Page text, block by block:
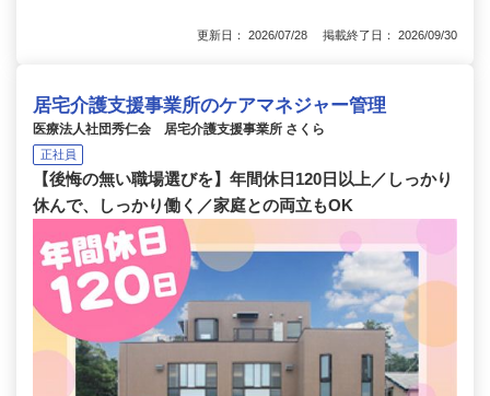
更新日： 2026/07/28 掲載終了日： 2026/09/30
居宅介護支援事業所のケアマネジャー管理
医療法人社団秀仁会 居宅介護支援事業所 さくら
正社員
【後悔の無い職場選びを】年間休日120日以上／しっかり
休んで、しっかり働く／家庭との両立もOK